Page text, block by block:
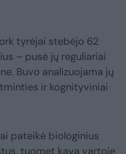
tyrėjai stebėjo 62
– pusė jų reguliariai
Buvo analizuojama jų
ir kognityviniai
pateikė biologinius
tuomet kavą vartoję